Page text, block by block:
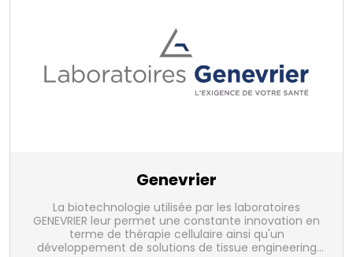
Genevrier
La biotechnologie utilisée par les laboratoires
GENEVRIER leur permet une constante innovation en
terme de thérapie cellulaire ainsi qu'un
développement de solutions de tissue engineering